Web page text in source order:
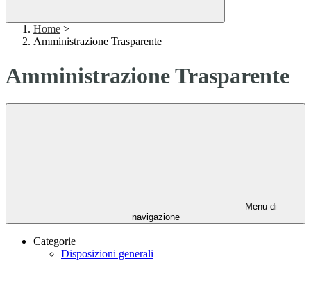
Home >
Amministrazione Trasparente
Amministrazione Trasparente
Menu di
navigazione
Categorie
Disposizioni generali